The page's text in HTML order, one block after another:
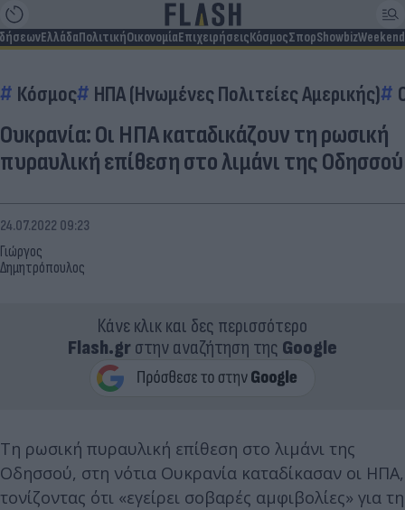
ΕλλάδαΠολιτικήΟικονομίαΕπιχειρήσειςΚόσμοςΣπορShowbizWeekend
Κόσμος ΗΠΑ (Ηνωμένες Πολιτείες Αμερικής)
Ουκρανία: Οι ΗΠΑ καταδικάζουν τη ρωσική
πυραυλική επίθεση στο λιμάνι της Οδησσού
Γιώργος
Δημητρόπουλος
24.07.2022 09:23
Κάνε κλικ και δες περισσότερο
Flash.grστην αναζήτηση της Google
Tη ρωσική πυραυλική επίθεση στο λιμάνι της
Οδησσού, στη νότια Ουκρανία καταδίκασαν οι ΗΠΑ,
τονίζοντας ότι «εγείρει σοβαρές αμφιβολίες» για τη